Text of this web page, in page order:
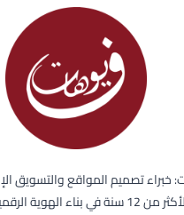
خبراء تصميم المواقع والتسويق
الهوية الرقمية للشركات.